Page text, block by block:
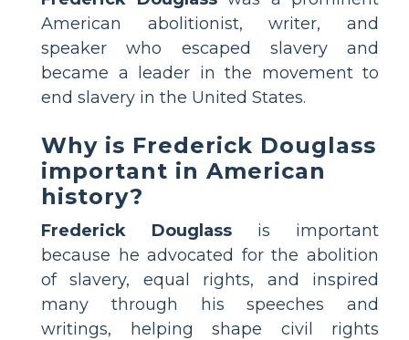
American abolitionist, writer, and
speaker who escaped slavery and
became a leader in the movement to
end slavery in the United States.
Why is Frederick Douglass
important in American
history?
Frederick Douglass is important
because he advocated for the abolition
of slavery, equal rights, and inspired
many through his speeches and
writings, helping shape civil rights